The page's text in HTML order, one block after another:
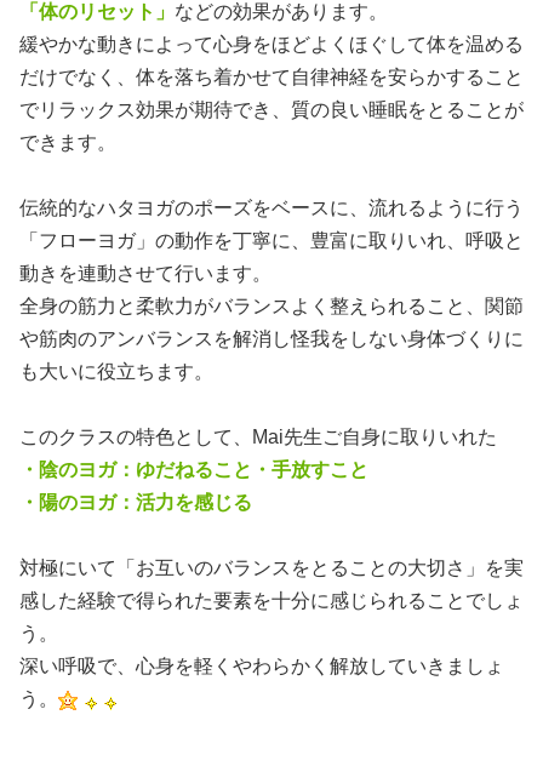
「体のリセット」 などの効果があります。
緩やかな動きによって心身をほどよくほぐして体を温める
だけでなく、体を落ち着かせて自律神経を安らかすること
でリラックス効果が期待でき、質の良い睡眠をとることが
できます。
伝統的なハタヨガのポーズをベースに、流れるように行う
「フローヨガ」の動作を丁寧に、豊富 に取りいれ、呼吸と
動きを連動させて行います。
全身の筋力と柔軟力がバランスよく整えられること、関節
や筋肉のアンバランスを解消し怪我をしない身体づくりに
も大いに役立ちます。
このクラスの特色として、Mai先生ご自身に取りいれた
・陰のヨガ：ゆだねること・手放すこと
・陽のヨガ：活力を感じる
対極にいて「お互いのバランスをとることの大切さ」を実
感した経験で得られた要素を十分に感じられることでしょ
う。
深い呼吸で、心身を軽くやわらかく解放していきましょ
う。